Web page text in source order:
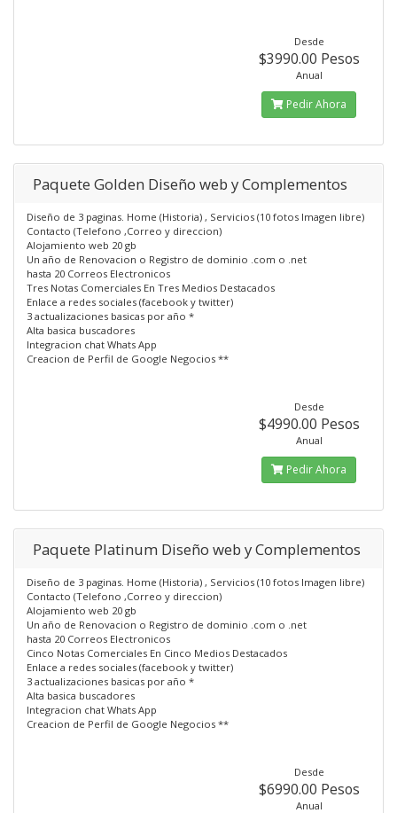
Desde
$3990.00 Pesos
Anual
Pedir Ahora
Paquete Golden Diseño web y Complementos
Diseño de 3 paginas. Home (Historia) , Servicios (10 fotos Imagen libre)
Contacto (Telefono ,Correo y direccion)
Alojamiento web 20 gb
Un año de Renovacion o Registro de dominio .com o .net
hasta 20 Correos Electronicos
Tres Notas Comerciales En Tres Medios Destacados
Enlace a redes sociales (facebook y twitter)
3 actualizaciones basicas por año *
Alta basica buscadores
Integracion chat Whats App
Creacion de Perfil de Google Negocios **
Desde
$4990.00 Pesos
Anual
Pedir Ahora
Paquete Platinum Diseño web y Complementos
Diseño de 3 paginas. Home (Historia) , Servicios (10 fotos Imagen libre)
Contacto (Telefono ,Correo y direccion)
Alojamiento web 20 gb
Un año de Renovacion o Registro de dominio .com o .net
hasta 20 Correos Electronicos
Cinco Notas Comerciales En Cinco Medios Destacados
Enlace a redes sociales (facebook y twitter)
3 actualizaciones basicas por año *
Alta basica buscadores
Integracion chat Whats App
Creacion de Perfil de Google Negocios **
Desde
$6990.00 Pesos
Anual